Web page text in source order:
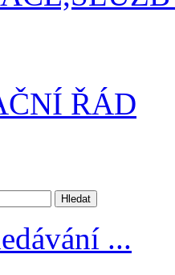
ŘÁD
...